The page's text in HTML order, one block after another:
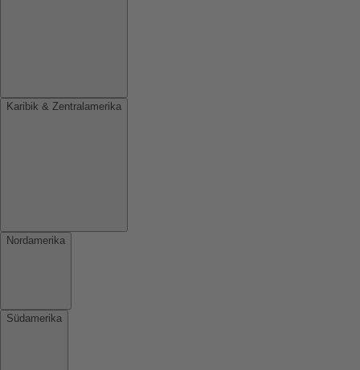
Karibik & Zentralamerika
Nordamerika
Südamerika